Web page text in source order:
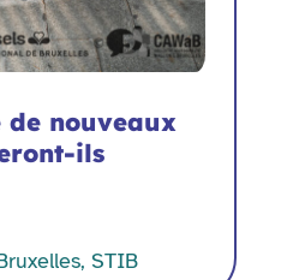
de nouveaux
ils
STIB